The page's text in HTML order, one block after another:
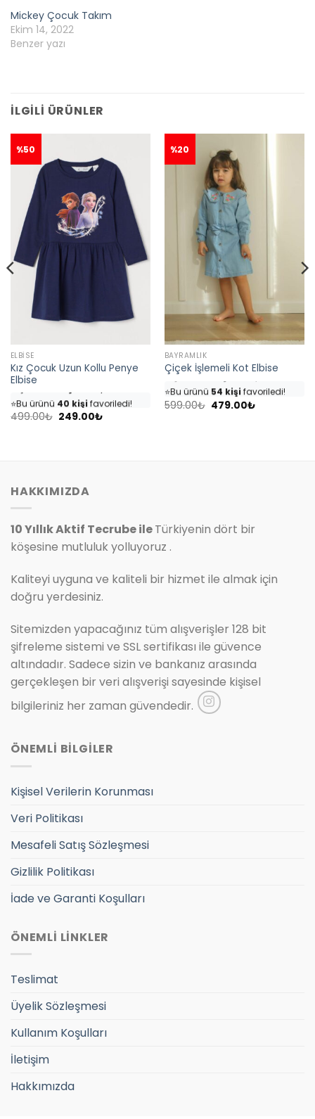
Mickey Çocuk Takım
Ekim 14, 2022
Benzer yazı
İLGILI ÜRÜNLER
%50
ELBISE
Kız Çocuk Uzun Kollu Penye
Elbise
👀Şu an
⭐️Bu ürünü 40 kişi favoriledi!
🛒18 kişisepetine ekledi!
499.00₺ Orijinal
249.00₺Şu
%20
BAYRAMLIK
Çiçek İşlemeli Kot Elbise
👀Şu an46 kişi inceliyor!
⭐️Bu ürünü 54 kişi favoriledi!
🛒25 kişisepetine ekledi!
599.00₺ Orijinal
479.00₺Şu
HAKKIMIZDA
10 Yıllık Aktif Tecrube ileTürkiyenin dört bir
köşesine mutluluk yolluyoruz .
Kaliteyi uyguna ve kaliteli bir hizmet ile almak için
doğru yerdesiniz.
Sitemizden yapacağınız tüm alışverişler 128 bit
şifreleme sistemi ve SSL sertifikası ile güvence
altındadır. Sadece sizin ve bankanız arasında
gerçekleşen bir veri alışverişi sayesinde kişisel
bilgileriniz her zaman güvendedir.
ÖNEMLİ BİLGİLER
Kişisel Verilerin Korunması
Veri Politikası
Mesafeli Satış Sözleşmesi
Gizlilik Politikası
İade ve Garanti Koşulları
ÖNEMLİ LİNKLER
Teslimat
Üyelik Sözleşmesi
Kullanım Koşulları
İletişim
Hakkımızda